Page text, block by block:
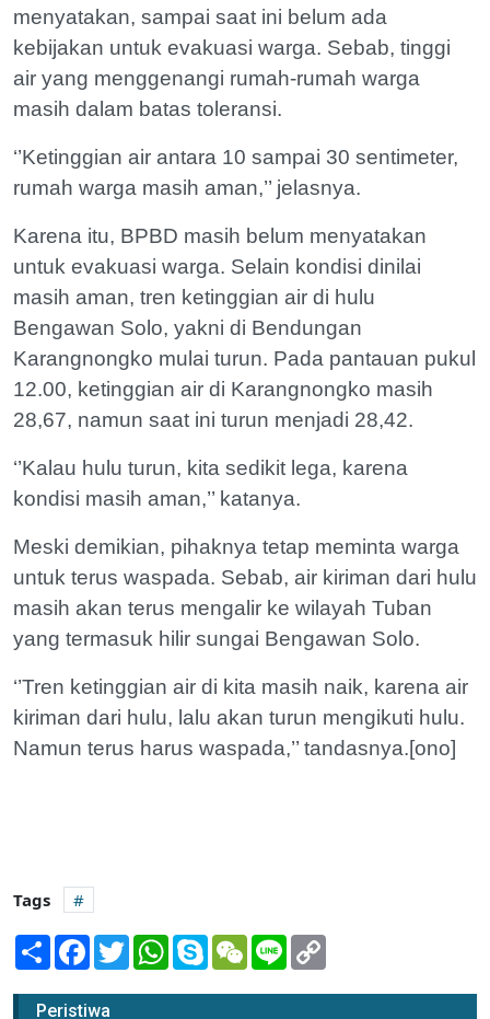
menyatakan, sampai saat ini belum ada
kebijakan untuk evakuasi warga. Sebab, tinggi
air yang menggenangi rumah-rumah warga
masih dalam batas toleransi.
‘’Ketinggian air antara 10 sampai 30 sentimeter,
rumah warga masih aman,’’ jelasnya.
Karena itu, BPBD masih belum menyatakan
untuk evakuasi warga. Selain kondisi dinilai
masih aman, tren ketinggian air di hulu
Bengawan Solo, yakni di Bendungan
Karangnongko mulai turun. Pada pantauan pukul
12.00, ketinggian air di Karangnongko masih
28,67, namun saat ini turun menjadi 28,42.
‘’Kalau hulu turun, kita sedikit lega, karena
kondisi masih aman,’’ katanya.
Meski demikian, pihaknya tetap meminta warga
untuk terus waspada. Sebab, air kiriman dari hulu
masih akan terus mengalir ke wilayah Tuban
yang termasuk hilir sungai Bengawan Solo.
‘’Tren ketinggian air di kita masih naik, karena air
kiriman dari hulu, lalu akan turun mengikuti hulu.
Namun terus harus waspada,’’ tandasnya.[ono]
Tags
Share Facebook
TwitterWhatsApp
SkypeWeChatLine
Peristiwa
Sudah 746 Rumah Terendam